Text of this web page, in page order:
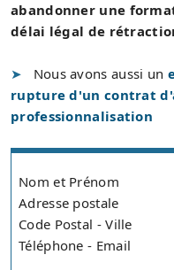
abandonner une
délai légal de
Nous avons aussi un
rupture d'un contrat
professionnalisation
Nom et Prénom
Adresse postale
Code Postal - Ville
Téléphone - Email